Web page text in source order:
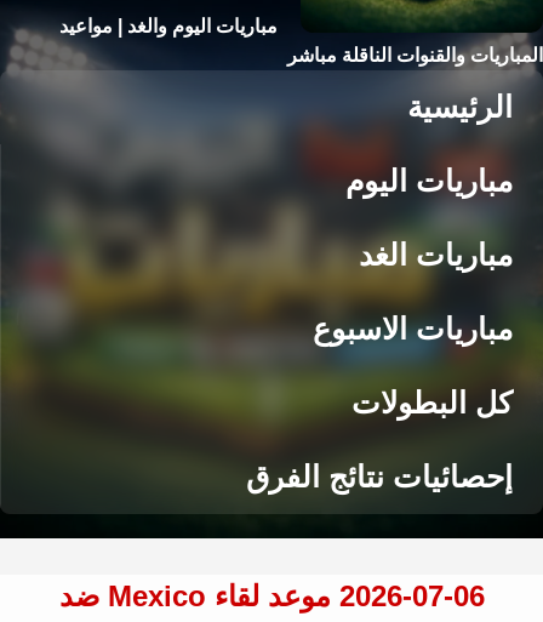
مباريات اليوم والغد | مواعيد
المباريات والقنوات الناقلة مباشر
الرئيسية
مباريات اليوم
مباريات الغد
مباريات الاسبوع
كل البطولات
إحصائيات نتائج الفرق
2026-07-06 موعد لقاء Mexico ضد